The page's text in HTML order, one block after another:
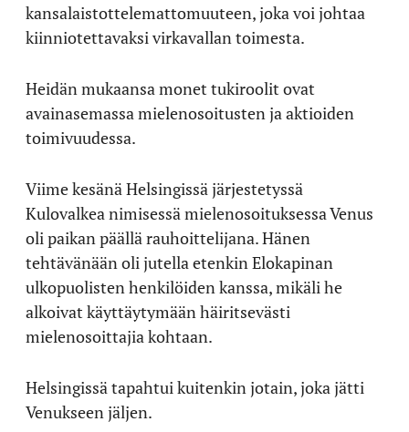
kansalaistottelemattomuuteen, joka voi johtaa
kiinniotettavaksi virkavallan toimesta.
Heidän mukaansa monet tukiroolit ovat
avainasemassa mielenosoitusten ja aktioiden
toimivuudessa.
Viime kesänä Helsingissä järjestetyssä
Kulovalkea nimisessä mielenosoituksessa Venus
oli paikan päällä rauhoittelijana. Hänen
tehtävänään oli jutella etenkin Elokapinan
ulkopuolisten henkilöiden kanssa, mikäli he
alkoivat käyttäytymään häiritsevästi
mielenosoittajia kohtaan.
Helsingissä tapahtui kuitenkin jotain, joka jätti
Venukseen jäljen.